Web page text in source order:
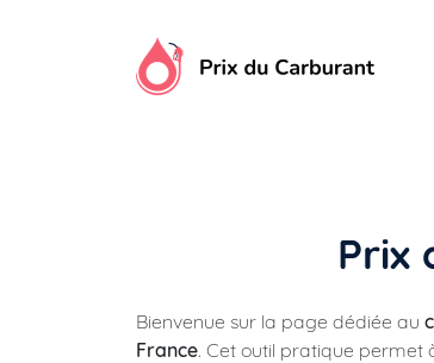
Prix
Bienvenue sur la page dédiée au
France. Cet outil pratique permet